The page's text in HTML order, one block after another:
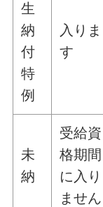
生
納
付
特
例
入りま
す
未
納
受給資
格期間
に入り
ません